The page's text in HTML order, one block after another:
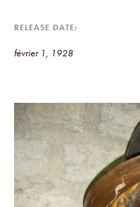
RELEASE DATE
février 1, 1928